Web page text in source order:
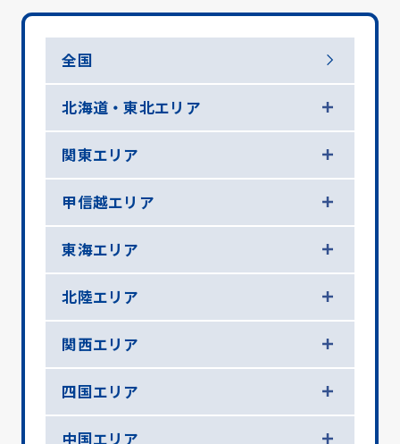
全国
北海道・東北エリア
関東エリア
甲信越エリア
東海エリア
北陸エリア
関西エリア
四国エリア
中国エリア